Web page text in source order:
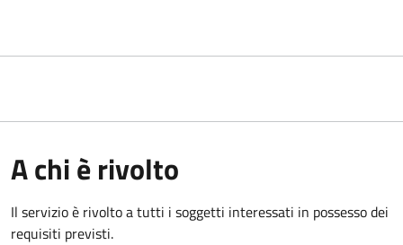
A chi è rivolto
Il servizio è rivolto a tutti i soggetti interessati in possesso dei
requisiti previsti.